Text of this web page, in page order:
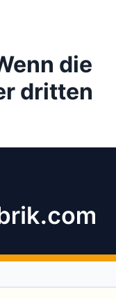
die
dritten